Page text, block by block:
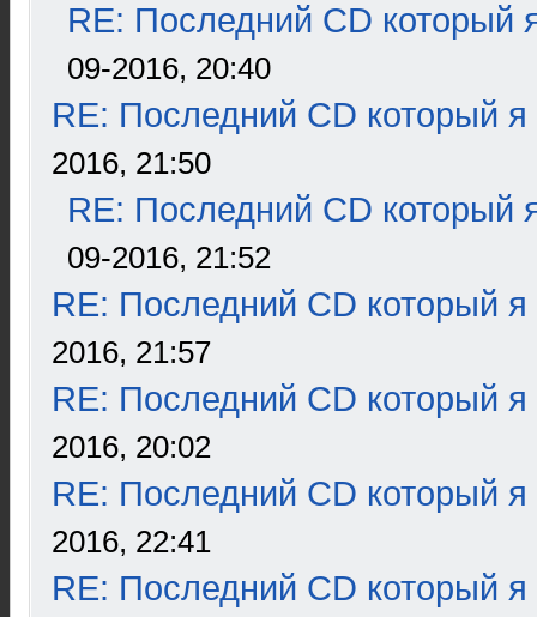
RE: Последний CD который
09-2016, 20:40
RE: Последний CD который я
2016, 21:50
RE: Последний CD который
09-2016, 21:52
RE: Последний CD который я
2016, 21:57
RE: Последний CD который я
2016, 20:02
RE: Последний CD который я
2016, 22:41
RE: Последний CD который я